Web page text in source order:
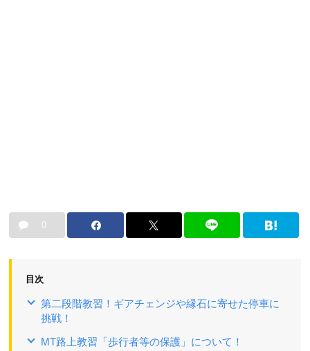
0
目次
第二段階教習！ギアチェンジや縁石に寄せた停車に
挑戦！
MT路上教習「歩行者等の保護」について！